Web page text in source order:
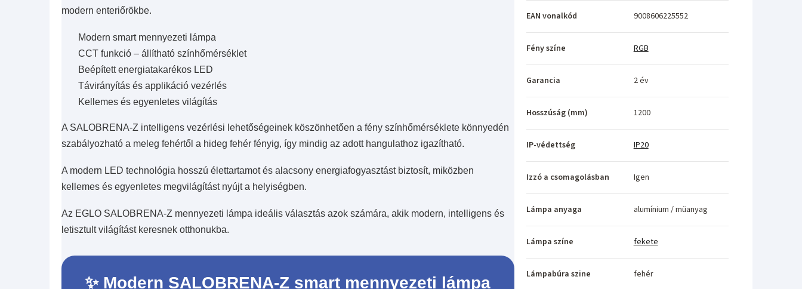
modern enteriőrökbe.
Modern smart mennyezeti lámpa
CCT funkció – állítható színhőmérséklet
Beépített energiatakarékos LED
Távirányítás és applikáció vezérlés
Kellemes és egyenletes világítás
A SALOBRENA-Z intelligens vezérlési lehetőségeinek köszönhetően a fény színhőmérséklete könnyedén
szabályozható a meleg fehértől a hideg fehér fényig, így mindig az adott hangulathoz igazítható.
A modern LED technológia hosszú élettartamot és alacsony energiafogyasztást biztosít, miközben
kellemes és egyenletes megvilágítást nyújt a helyiségben.
Az EGLO SALOBRENA-Z mennyezeti lámpa ideális választás azok számára, akik modern, intelligens és
letisztult világítást keresnek otthonukba.
✨ Modern SALOBRENA-Z smart mennyezeti lámpa
EAN vonalkód 9008606225552
Fény színe RGB
Garancia 2 év
Hosszúság (mm) 1200
IP-védettség IP20
Izzó a csomagolásban Igen
Lámpa anyaga alumínium / müanyag
Lámpa színe fekete
Lámpabúra szine fehér